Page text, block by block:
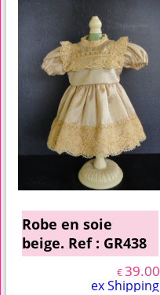
Robe en soie
beige. Ref : GR438
€39.00
ex Shipping